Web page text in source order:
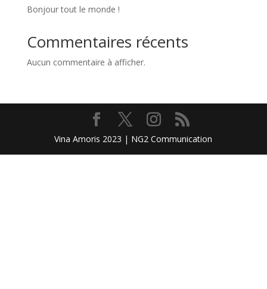
Bonjour tout le monde !
Commentaires récents
Aucun commentaire à afficher.
Vina Amoris 2023 | NG2 Communication